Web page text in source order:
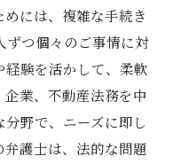
には、複雑な手続き
ずつ個々のご事情に対
験を活かして、柔軟
業、不動産法務を中
野で、ニーズに即し
護士は、法的な問題